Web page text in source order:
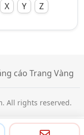
X Y Z
cáo Trang Vàng
All rights reserved.